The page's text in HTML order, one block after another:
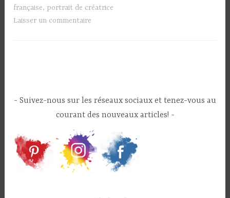
Marine
–
française, portrait de créatrice
Laisser un commentaire
Suivez-nous sur les réseaux sociaux et tenez-vous au
courant des nouveaux articles!